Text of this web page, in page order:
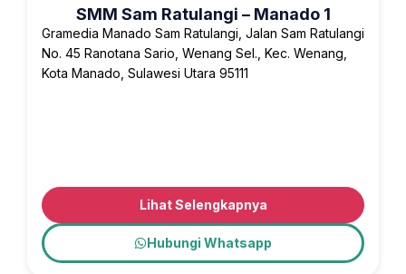
SMM Sam Ratulangi – Manado 1
Gramedia Manado Sam Ratulangi, Jalan Sam Ratulangi
No. 45 Ranotana Sario, Wenang Sel., Kec. Wenang,
Kota Manado, Sulawesi Utara 95111
Lihat Selengkapnya
Hubungi Whatsapp